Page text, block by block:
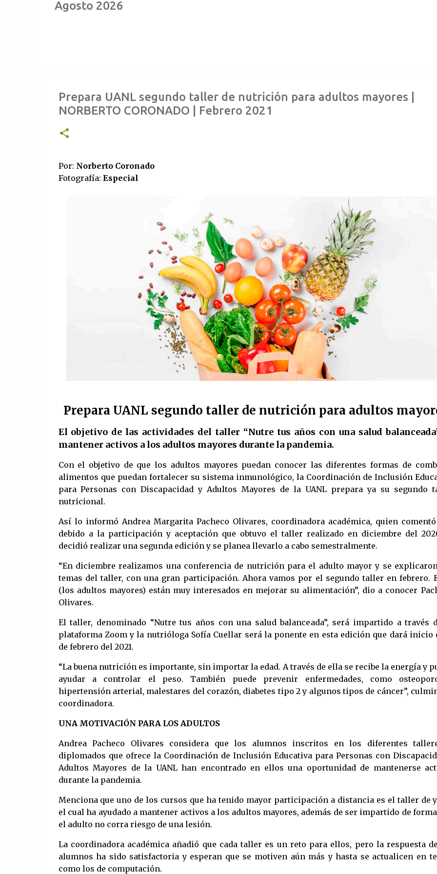
Agosto 2026
Prepara UANL segundo taller de nutrición para adultos mayores |
NORBERTO CORONADO | Febrero 2021
Por: Norberto Coronado
Fotografía: Especial
Prepara UANL segundo taller de nutrición para adultos
El objetivo de las actividades del taller “Nutre tus años con una salud
mantener activos a los adultos mayores durante la pandemia.
Con el objetivo de que los adultos mayores puedan conocer las diferentes formas de
alimentos que puedan fortalecer su sistema inmunológico, la Coordinación de Inclusión
para Personas con Discapacidad y Adultos Mayores de la UANL prepara ya su segundo
nutricional.
Así lo informó Andrea Margarita Pacheco Olivares, coordinadora académica, quien
debido a la participación y aceptación que obtuvo el taller realizado en diciembre del
decidió realizar una segunda edición y se planea llevarlo a cabo semestralmente.
“En diciembre realizamos una conferencia de nutrición para el adulto mayor y se
temas del taller, con una gran participación. Ahora vamos por el segundo taller en febrero.
(los adultos mayores) están muy interesados en mejorar su alimentación”, dio a conocer
Olivares.
El taller, denominado “Nutre tus años con una salud balanceada”, será impartido a través
plataforma Zoom y la nutrióloga Sofía Cuellar será la ponente en esta edición que dará inicio
de febrero del 2021.
“La buena nutrición es importante, sin importar la edad. A través de ella se recibe la energía y
ayudar a controlar el peso. También puede prevenir enfermedades, como
hipertensión arterial, malestares del corazón, diabetes tipo 2 y algunos tipos de cáncer”,
coordinadora.
UNA MOTIVACIÓN PARA LOS ADULTOS
Andrea Pacheco Olivares considera que los alumnos inscritos en los diferentes
diplomados que ofrece la Coordinación de Inclusión Educativa para Personas con
Adultos Mayores de la UANL han encontrado en ellos una oportunidad de mantenerse
durante la pandemia.
Menciona que uno de los cursos que ha tenido mayor participación a distancia es el taller de
el cual ha ayudado a mantener activos a los adultos mayores, además de ser impartido de
el adulto no corra riesgo de una lesión.
La coordinadora académica añadió que cada taller es un reto para ellos, pero la respuesta
alumnos ha sido satisfactoria y esperan que se motiven aún más y hasta se actualicen en
como los de computación.